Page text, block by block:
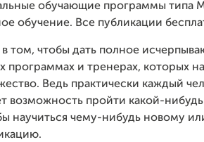
обучающие программы типа
обучение. Все публикации
в том, чтобы дать полное
программах и тренерах, которых
Ведь практически каждый
возможность пройти какой-
научиться чему-нибудь новому